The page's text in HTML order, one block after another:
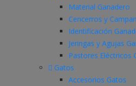
Material Ganadero
Cencerros y
Identificación
Jeringas y Agujas
Pastores Eléctricos
Gatos
Accesorios Gatos